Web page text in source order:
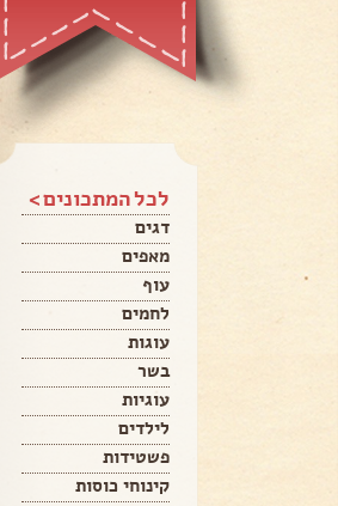
לכל המתכונים >
דגים
מאפים
עוף
לחמים
עוגות
בשר
עוגיות
לילדים
פשטידות
קינוחי כוסות